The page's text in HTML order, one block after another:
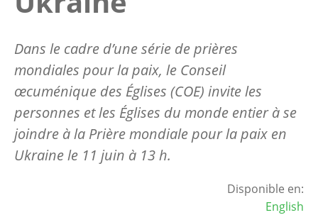
Dans le cadre d’une série de prières
mondiales pour la paix, le Conseil
œcuménique des Églises (COE) invite les
personnes et les Églises du monde entier à se
joindre à la Prière mondiale pour la paix en
Ukraine le 11 juin à 13 h.
Disponible en:
English